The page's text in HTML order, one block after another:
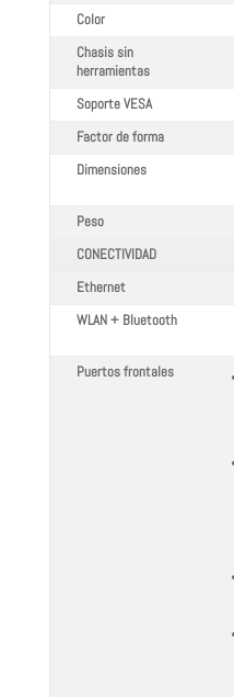
Color
Chasis sin
herramientas
Soporte VESA
Factor de forma
Dimensiones
Peso
CONECTIVIDAD
Ethernet
WLAN + Bluetooth
Puertos frontales